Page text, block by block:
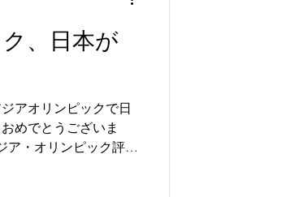
、日本が
アオリンピックで日
めでとうございま
ア・オリンピック評議